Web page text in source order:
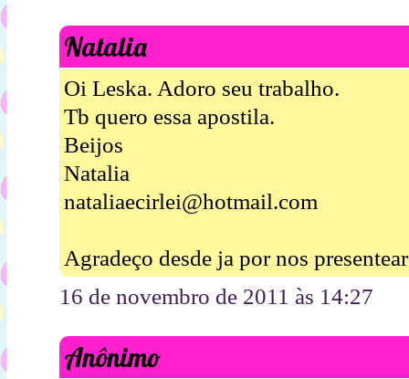
Natalia
Oi Leska. Adoro seu trabalho.
Tb quero essa apostila.
Beijos
Natalia
nataliaecirlei@hotmail.com
Agradeço desde ja por nos
16 de novembro de 2011 às 14:27
Anônimo